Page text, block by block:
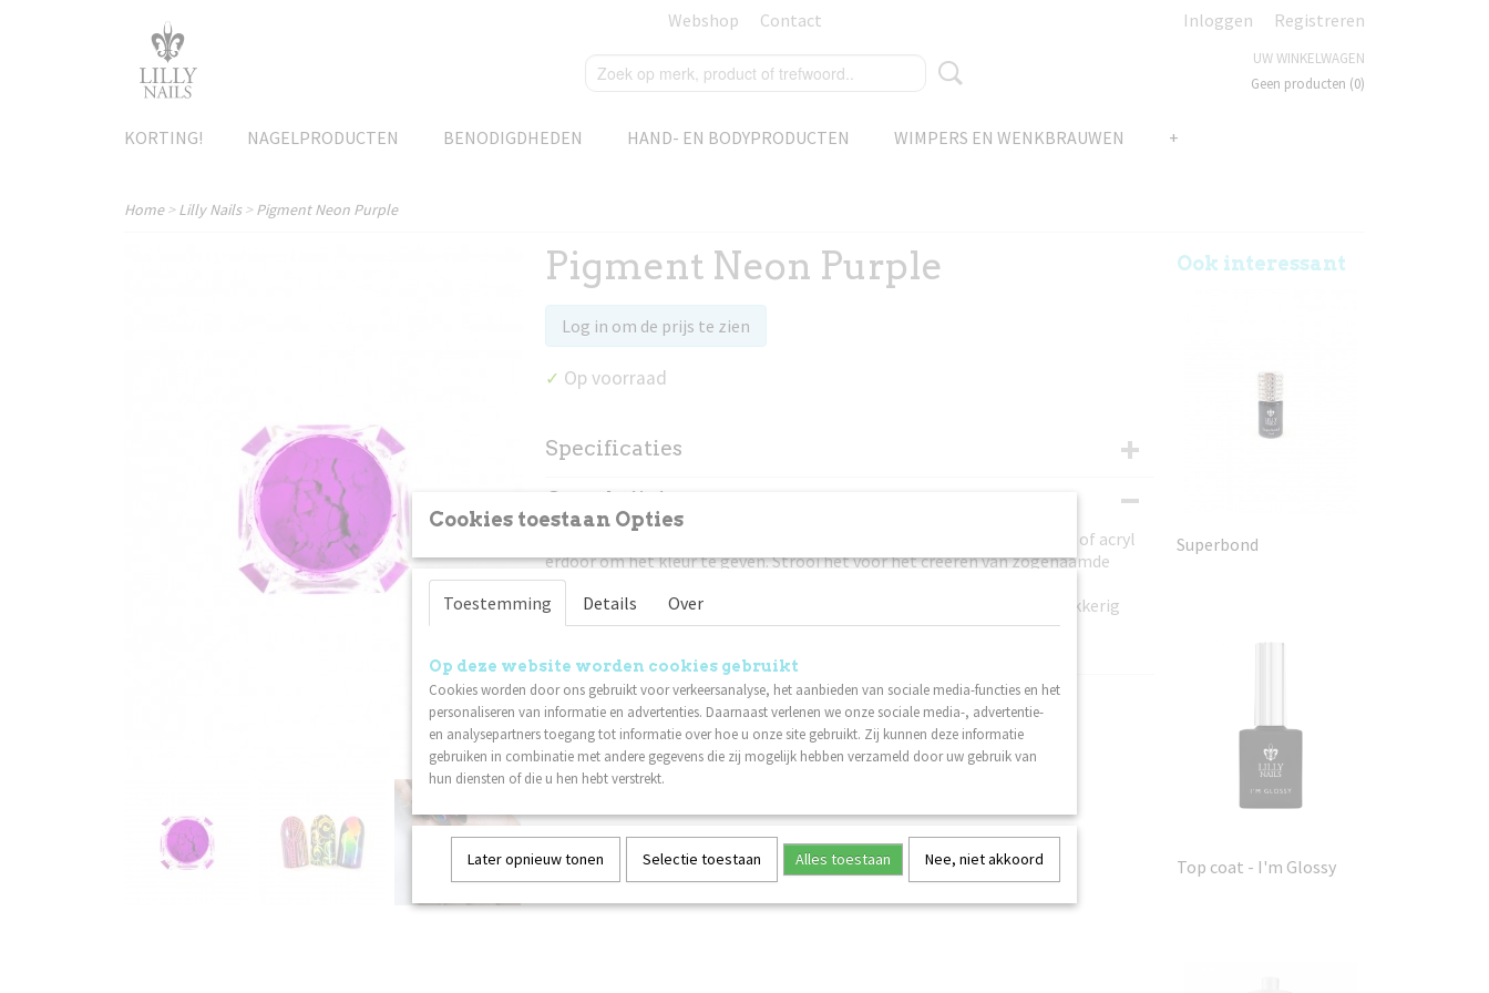
Webshop Contact Inloggen Registreren
UW WINKELWAGEN
Geen producten (0)
KORTING! NAGELPRODUCTEN BENODIGDHEDEN HAND- EN BODYPRODUCTEN WIMPERS EN WENKBRAUWEN +
Home>Lilly Nails>Pigment Neon Purple
Pigment Neon Purple
Log in om de prijs te zien
✓ Op voorraad
Specificaties
Productcode
Netto gewicht
Omschrijving
Combineer pigmenten voor verschillende tinten en effecten. Meng gel of acryl
erdoor om het kleur te geven. Strooi het voor het creëren van zogenaamde
"Sugar Nails".
Voor Ombre-look - aanbrengen op een uitgehard maar nog steeds plakkerig
oppervlak met een applicator.
Ook interessant
Superbond
Top coat - I'm Glossy
Cookies toestaan Opties
Toestemming Details Over
Op deze website worden cookies gebruikt
Cookies worden door ons gebruikt voor verkeersanalyse, het aanbieden van sociale media-functies en het
personaliseren van informatie en advertenties. Daarnaast verlenen we onze sociale media-, advertentie-
en analysepartners toegang tot informatie over hoe u onze site gebruikt. Zij kunnen deze informatie
gebruiken in combinatie met andere gegevens die zij mogelijk hebben verzameld door uw gebruik van
hun diensten of die u hen hebt verstrekt.
Later opnieuw tonen Selectie toestaan Alles toestaan Nee, niet akkoord